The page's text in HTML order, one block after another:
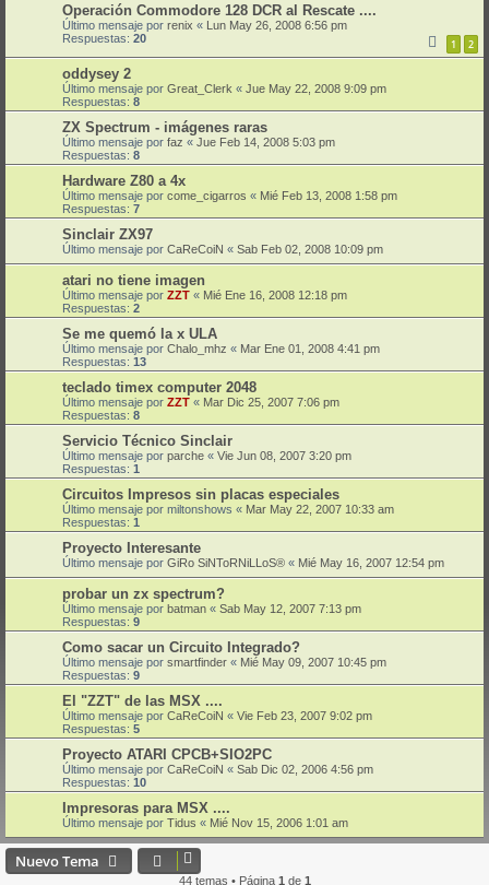
Operación Commodore 128 DCR al Rescate ....
Último mensaje por renix «
Lun May 26, 2008 6:56 pm
Respuestas: 20 1 2
oddysey 2
Último mensaje por Great_Clerk « Jue May 22, 2008 9:09 pm
Respuestas: 8
ZX Spectrum - imágenes raras
Último mensaje por faz « Jue Feb 14, 2008 5:03 pm
Respuestas: 8
Hardware Z80 a 4x
Último mensaje por come_cigarros « Mié Feb 13, 2008 1:58 pm
Respuestas: 7
Sinclair ZX97
Último mensaje por CaReCoiN « Sab Feb 02, 2008 10:09 pm
atari no tiene imagen
Último mensaje por ZZT « Mié Ene 16, 2008 12:18 pm
Respuestas: 2
Se me quemó la x ULA
Último mensaje por Chalo_mhz « Mar Ene 01, 2008 4:41 pm
Respuestas: 13
teclado timex computer 2048
Último mensaje por ZZT « Mar Dic 25, 2007 7:06 pm
Respuestas: 8
Servicio Técnico Sinclair
Último mensaje por parche « Vie Jun 08, 2007 3:20 pm
Respuestas: 1
Circuitos Impresos sin placas especiales
Último mensaje por miltonshows « Mar May 22, 2007 10:33 am
Respuestas: 1
Proyecto Interesante
Último mensaje por GiRo SiNToRNiLLoS® « Mié May 16, 2007 12:54 pm
probar un zx spectrum?
Último mensaje por batman « Sab May 12, 2007 7:13 pm
Respuestas: 9
Como sacar un Circuito Integrado?
Último mensaje por smartfinder « Mié May 09, 2007 10:45 pm
Respuestas: 9
El "ZZT" de las MSX ....
Último mensaje por CaReCoiN « Vie Feb 23, 2007 9:02 pm
Respuestas: 5
Proyecto ATARI CPCB+SIO2PC
Último mensaje por CaReCoiN « Sab Dic 02, 2006 4:56 pm
Respuestas: 10
Impresoras para MSX ....
Último mensaje por Tidus « Mié Nov 15, 2006 1:01 am
Nuevo Tema
44 temas • Página 1 de 1